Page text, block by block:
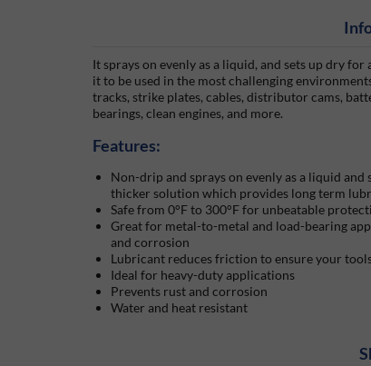
It sprays on evenly as a liquid, and sets up dry
it to be used in the most challenging
tracks, strike plates, cables, distributor cams,
bearings, clean engines, and more.
Features:
Non-drip and sprays on evenly as a liquid
thicker solution which provides long term
Safe from 0°F to 300°F for unbeatable
Great for metal-to-metal and load-bearing
and corrosion
Lubricant reduces friction to ensure your
Ideal for heavy-duty applications
Prevents rust and corrosion
Water and heat resistant